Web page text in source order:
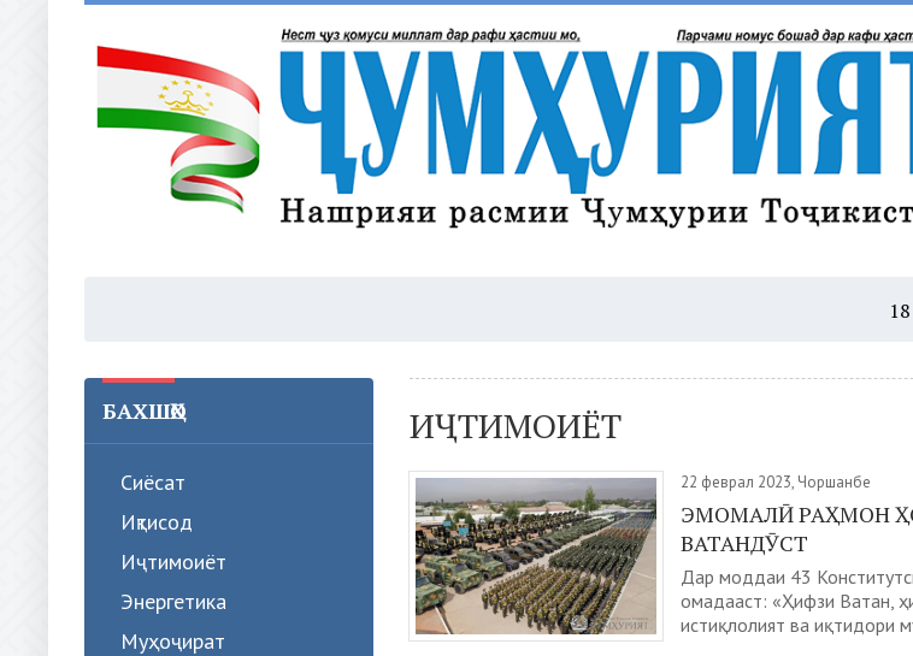
БАХШҲО
Сиёсат
Иқтисод
Иҷтимоиёт
Энергетика
Муҳоҷират
ИҶТИМОИЁТ
22 феврал 2023, Чоршанбе
ЭМОМАЛӢ РАҲМОН
ВАТАНДӮСТ
Дар моддаи 43
омадааст: «Ҳифзи Ватан,
истиқлолият ва иқтидори